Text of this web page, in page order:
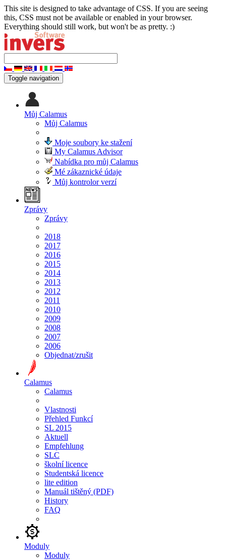
This site is designed to take advantage of CSS. If you are seeing
this, CSS must not be available or enabled in your browser.
Everything should still work, but won't be as pretty. :)
Toggle navigation
Můj Calamus
Můj Calamus
Moje soubory ke stažení
My Calamus Advisor
Nabídka pro můj Calamus
Mé zákaznické údaje
Můj kontrolor verzí
Zprávy
Zprávy
2018
2017
2016
2015
2014
2013
2012
2011
2010
2009
2008
2007
2006
Objednat/zrušit
Calamus
Calamus
Vlastnosti
Přehled Funkcí
SL 2015
Aktuell
Empfehlung
SLC
školní licence
Studentská licence
lite edition
Manuál tištěný (PDF)
History
FAQ
Moduly
Moduly